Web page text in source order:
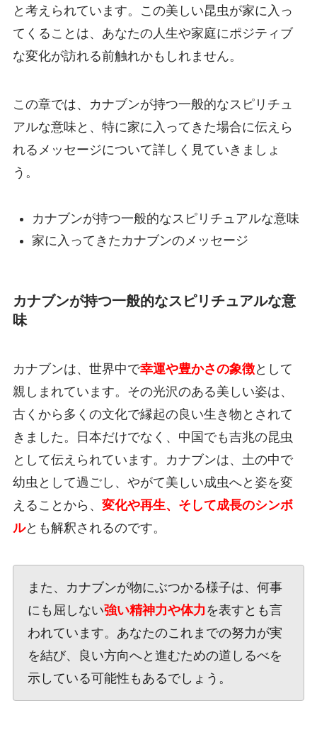
と考えられています。この美しい昆虫が家に入っ
てくることは、あなたの人生や家庭にポジティブ
な変化が訪れる前触れかもしれません。
この章では、カナブンが持つ一般的なスピリチュ
アルな意味と、特に家に入ってきた場合に伝えら
れるメッセージについて詳しく見ていきましょ
う。
カナブンが持つ一般的なスピリチュアルな意味
家に入ってきたカナブンのメッセージ
カナブンが持つ一般的なスピリチュアルな意
味
カナブンは、世界中で幸運や豊かさの象徴として
親しまれています。その光沢のある美しい姿は、
古くから多くの文化で縁起の良い生き物とされて
きました。日本だけでなく、中国でも吉兆の昆虫
として伝えられています。カナブンは、土の中で
幼虫として過ごし、やがて美しい成虫へと姿を変
えることから、 変化や再生、そして成長のシンボ
ルとも解釈されるのです。
また、カナブンが物にぶつかる様子は、何事
にも屈しない強い精神力や体力 を表すとも言
われています。あなたのこれまでの努力が実
を結び、良い方向へと進むための道しるべを
示している可能性もあるでしょう。